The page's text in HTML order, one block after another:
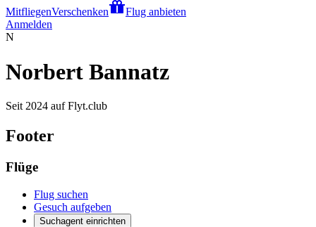
MitfliegenVerschenken
Flug anbieten
Anmelden
N
Norbert Bannatz
Seit 2024 auf Flyt.club
Footer
Flüge
Flug suchen
Gesuch aufgeben
Suchagent einrichten